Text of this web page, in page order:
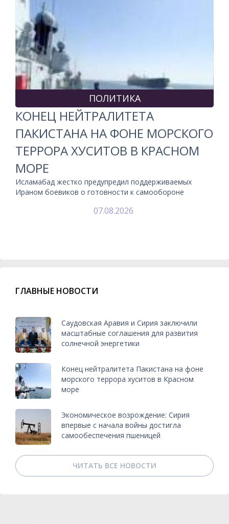
ПОЛИТИКА
КОНЕЦ НЕЙТРАЛИТЕТА
ПАКИСТАНА НА ФОНЕ МОРСКОГО
ТЕРРОРА ХУСИТОВ В КРАСНОМ
МОРЕ
Исламабад жестко предупредил поддерживаемых
Ираном боевиков о готовности к самообороне
07.08.2026
ГЛАВНЫЕ НОВОСТИ
Саудовская Аравия и Сирия заключили
масштабные соглашения для развития
солнечной энергетики
Конец нейтралитета Пакистана на фоне
морского террора хуситов в Красном
море
Экономическое возрождение: Сирия
впервые с начала войны достигла
самообеспечения пшеницей
ЧИТАТЬ ВСЕ НОВОСТИ